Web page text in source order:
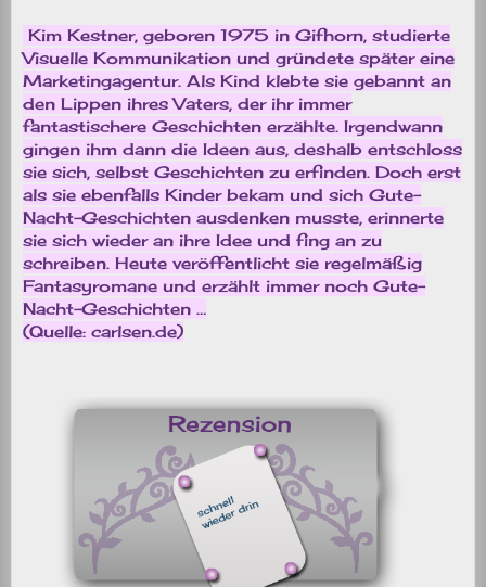
Kim Kestner, geboren 1975 in Gifhorn, studierte
Visuelle Kommunikation und gründete später eine
Marketingagentur. Als Kind klebte sie gebannt an
den Lippen ihres Vaters, der ihr immer
fantastischere Geschichten erzählte. Irgendwann
gingen ihm dann die Ideen aus, deshalb entschloss
sie sich, selbst Geschichten zu erfinden. Doch erst
als sie ebenfalls Kinder bekam und sich Gute-
Nacht-Geschichten ausdenken musste, erinnerte
sie sich wieder an ihre Idee und fing an zu
schreiben. Heute veröffentlicht sie regelmäßig
Fantasyromane und erzählt immer noch Gute-
Nacht-Geschichten …
(Quelle: carlsen.de)